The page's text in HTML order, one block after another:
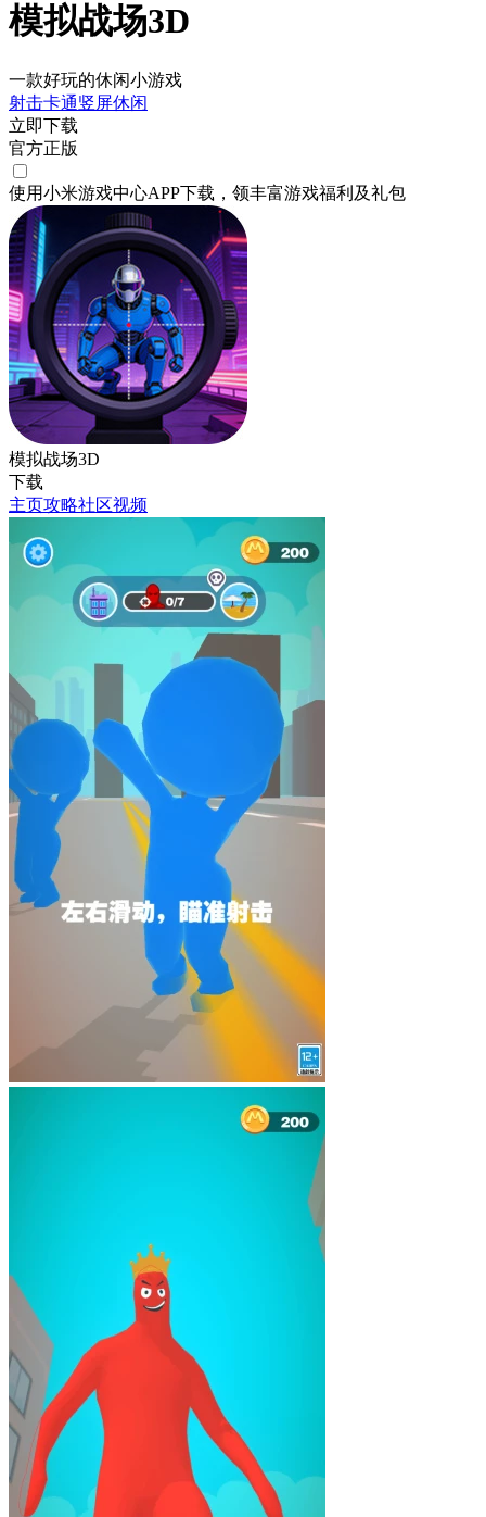
模拟战场3D
一款好玩的休闲小游戏
射击卡通竖屏休闲
立即下载
官方正版
使用小米游戏中心APP下载 ，领丰富游戏福利 及礼包
模拟战场3D
下载
主页攻略社区视频